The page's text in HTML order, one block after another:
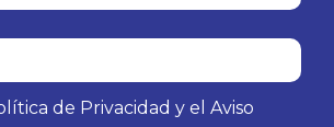
de Privacidad y el Aviso